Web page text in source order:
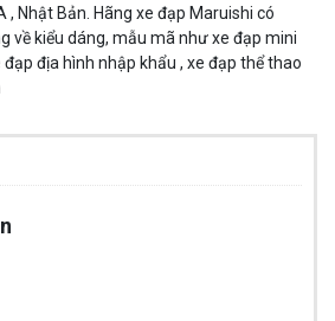
, Nhật Bản. Hãng xe đạp Maruishi có
về kiểu dáng, mẫu mã như xe đạp mini
đạp địa hình nhập khẩu , xe đạp thể thao